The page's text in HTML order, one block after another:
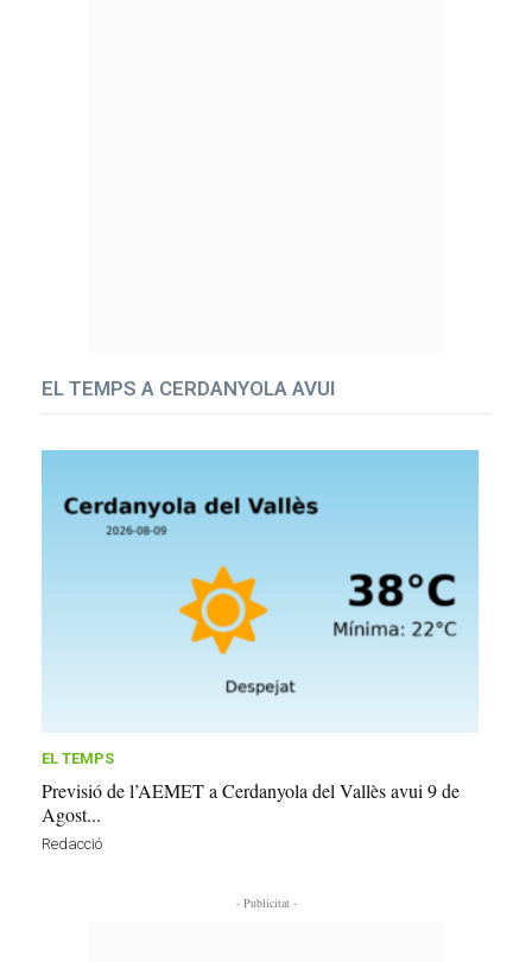
EL TEMPS A CERDANYOLA AVUI
EL TEMPS
Previsió de l’AEMET a Cerdanyola del Vallès avui 9 de
Agost...
Redacció
- Publicitat -